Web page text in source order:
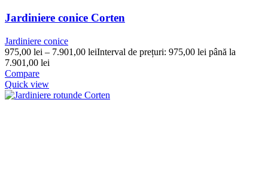
Jardiniere conice Corten
Jardiniere conice
975,00 lei – 7.901,00 leiInterval de prețuri: 975,00 lei până la
7.901,00 lei
Compare
Quick view